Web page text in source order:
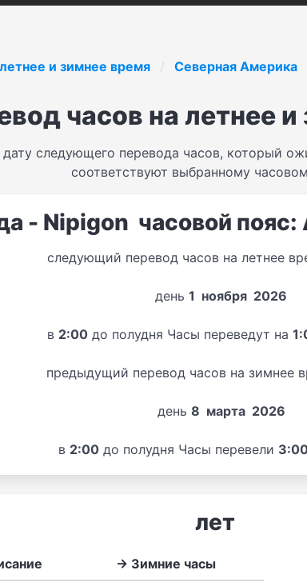
и зимнее время Северная Америка
часов на летнее
следующего перевода часов, который
соответствуют выбранному
- Nipigon часовой
следующий перевод часов на летнее
день 1 ноября 2026
в 2:00до полудня Часы переведут на
предыдущий перевод часов на
день 8 марта 2026
в 2:00 до полудня Часы перевели
лет
→ Зимние часы